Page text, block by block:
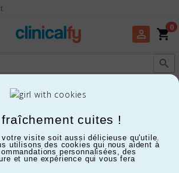
cuites !
votre visite soit aussi délicieuse qu'utile.
utilisons des cookies qui nous aident à
personnalisées, des
et une expérience qui vous fera
perm_identity shopping_cart
0
